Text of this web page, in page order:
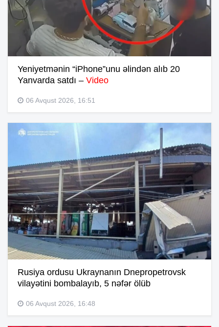
Yeniyetmənin “iPhone”unu əlindən alıb 20
Yanvarda satdı – Video
06 Avqust 2026, 16:51
Rusiya ordusu Ukraynanın Dnepropetrovsk
vilayətini bombalayıb, 5 nəfər ölüb
06 Avqust 2026, 16:48